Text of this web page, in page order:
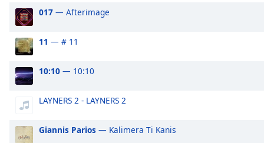
subtitles
opens
settings
dialog
subtitles
off
selected
017 — Afterimage
11 — # 11
10:10 — 10:10
LAYNERS 2 - LAYNERS 2
Giannis Parios — Kalimera Ti Kanis